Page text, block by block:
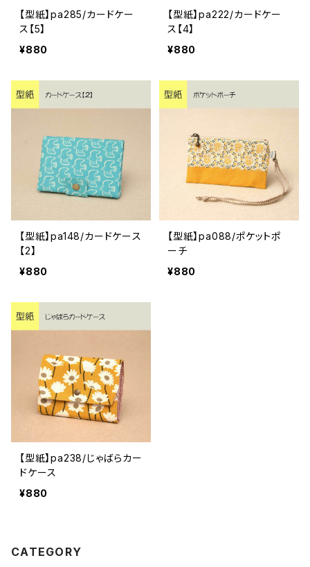
【型紙】pa285/カードケー
ス【5】
¥880
【型紙】pa222/カードケー
ス【4】
¥880
【型紙】pa148/カードケース
【2】
¥880
【型紙】pa088/ポケットポ
ーチ
¥880
【型紙】pa238/じゃばらカー
ドケース
¥880
CATEGORY